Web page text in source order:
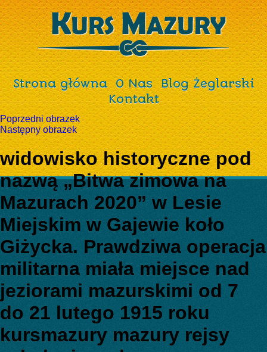
Strona główna O Nas
Blog Żeglarski
Kontakt
Poprzedni obrazek
Następny obrazek
widowisko historyczne pod
nazwą „Bitwa zimowa na
Mazurach 2020” w Lesie
Miejskim w Gajewie koło
Giżycka. Prawdziwa operacja
militarna miała miejsce nad
jeziorami mazurskimi od 7
do 21 lutego 1915 roku
kursmazury mazury rejsy